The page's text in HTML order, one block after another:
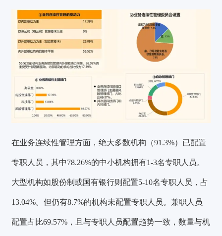
在业务连续性管理方面，绝大多数机构（91.3%）已配置
专职人员 ，其中78.26%的中小机构拥有1-3名专职人员。
大型机构如股份制或国有银行则配置5-10名专职人员，占
13.04%。但仍有8.7%的机构未配置专职人员。兼职人员
配置占比69.57%，且与专职人员配置趋势一致，数量与机